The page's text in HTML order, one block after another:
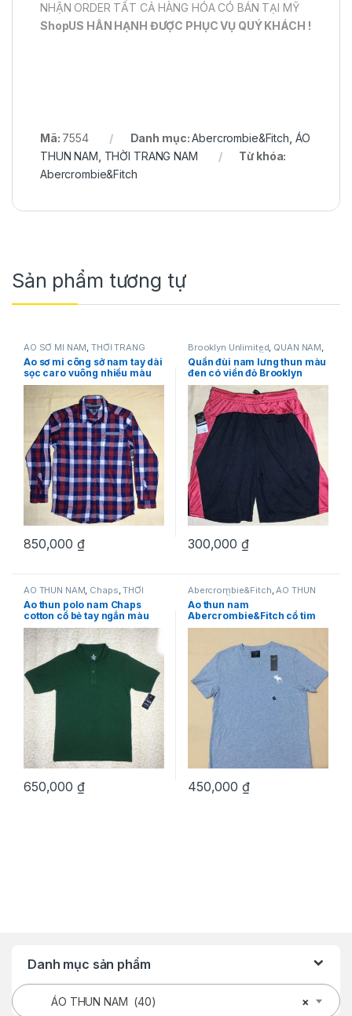
NHẬN ORDER TẤT CẢ HÀNG HÓA CÓ BÁN TẠI MỸ
ShopUS HÂN HẠNH ĐƯỢC PHỤC VỤ QUÝ KHÁCH !
Mã: 7554 Danh mục:Abercrombie&Fitch ÁO
THUN NAM THỜI TRANG NAM
Từ khóa:
Abercrombie&Fitch
Sản phẩm tương tự
ÁO SƠ MI NAM,THỜI TRANG
NAM Tommy Hilfiger
Áo sơ mi công sở nam tay dài
sọc caro vuông nhiều màu
Tommy Hilfiger size L
850,000 ₫
Brooklyn Unlimited, QUẦN NAM,
SHORT NAM THỜI TRANG NAM
Quần đùi nam lưng thun màu
đen có viền đỏ Brooklyn
Unlimited size M
300,000 ₫
ÁO THUN NAM Chaps ,THỜI
TRANG NAM
Áo thun polo nam Chaps
cotton cổ bẻ tay ngắn màu
xanh nước biển size L
650,000 ₫
Abercrombie&Fitch ÁO THUN
NAM THỜI TRANG NAM
Áo thun nam
Abercrombie&Fitch cổ tim
cotton tay ngắn màu xám
450,000 ₫
Danh mục sản phẩm
×
ÁO THUN NAM (40)